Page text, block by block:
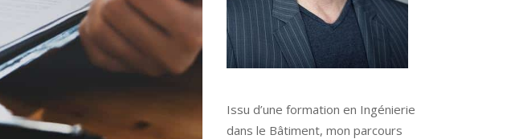
Issu d’une formation en Ingénierie
dans le Bâtiment, mon parcours